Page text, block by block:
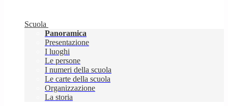
Scuola
Panoramica
Presentazione
I luoghi
Le persone
I numeri della scuola
Le carte della scuola
Organizzazione
La storia